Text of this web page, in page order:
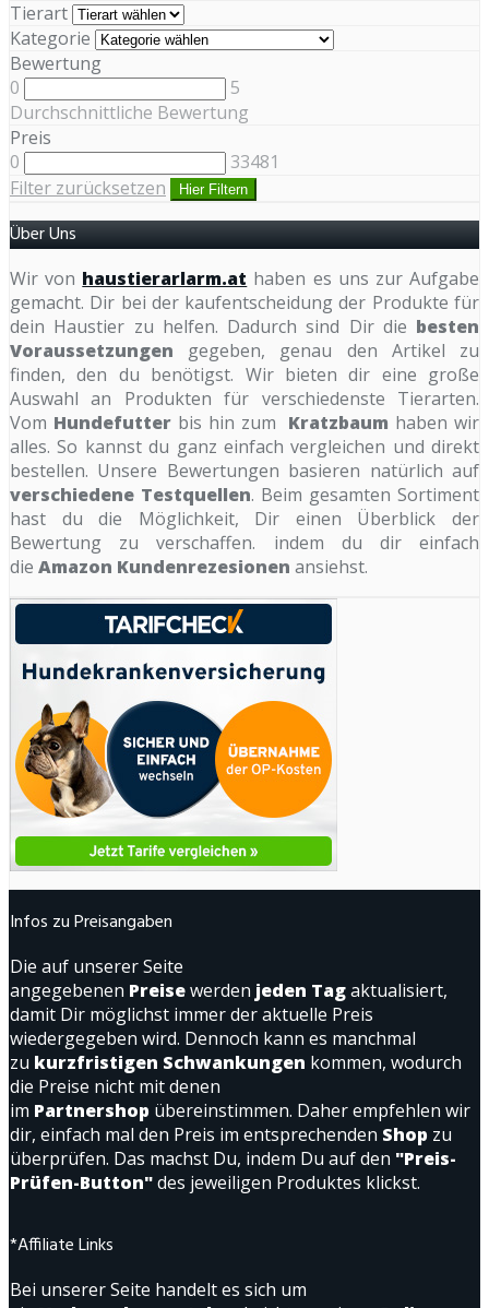
Tierart
Kategorie
Bewertung
0
5
Durchschnittliche Bewertung
Preis
0
33481
Filter zurücksetzen
Hier Filtern
Über Uns
Wir von haustierarlarm.at haben es uns zur Aufgabe
gemacht. Dir bei der kaufentscheidung der Produkte für
dein Haustier zu helfen. Dadurch sind Dir die besten
Voraussetzungen gegeben, genau den Artikel zu
finden, den du benötigst. Wir bieten dir eine große
Auswahl an Produkten für verschiedenste Tierarten.
Vom Hundefutter bis hin zum Kratzbaum haben wir
alles. So kannst du ganz einfach vergleichen und direkt
bestellen. Unsere Bewertungen basieren natürlich auf
verschiedene Testquellen. Beim gesamten Sortiment
hast du die Möglichkeit, Dir einen Überblick der
Bewertung zu verschaffen. indem du dir einfach
die Amazon Kundenrezesionen ansiehst.
Infos zu Preisangaben
Die auf unserer Seite
angegebenen Preisewerden jeden Tagaktualisiert,
damit Dir möglichst immer der aktuelle Preis
wiedergegeben wird. Dennoch kann es manchmal
zu kurzfristigen Schwankungen kommen, wodurch
die Preise nicht mit denen
im Partnershop übereinstimmen. Daher empfehlen wir
dir, einfach mal den Preis im entsprechenden Shop zu
überprüfen. Das machst Du, indem Du auf den "Preis-
Prüfen-Button"des jeweiligen Produktes klickst.
*Affiliate Links
Bei unserer Seite handelt es sich um